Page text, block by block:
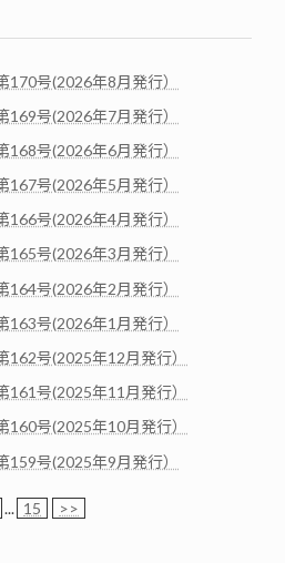
号(2026年8月発行）
号(2026年7月発行）
号(2026年6月発行）
号(2026年5月発行）
号(2026年4月発行）
号(2026年3月発行）
号(2026年2月発行）
号(2026年1月発行）
号(2025年12月発行）
号(2025年11月発行）
号(2025年10月発行）
号(2025年9月発行）
... 15 >>